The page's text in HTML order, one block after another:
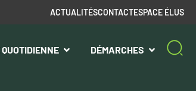
ACTUALITÉSCONTACTESPACE ÉLUS
DÉMARCHES